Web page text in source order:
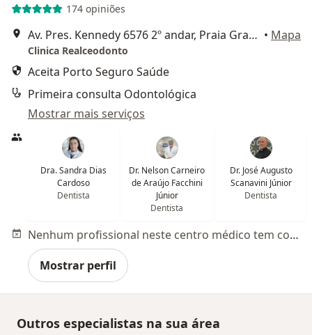
174 opiniões
Av. Pres. Kennedy 6576 2º andar, Praia Grande • Mapa
Clinica Realceodonto
Aceita Porto Seguro Saúde
Primeira consulta Odontológica
Mostrar mais serviços
Dra. Sandra Dias
Cardoso
Dentista
Dr. Nelson Carneiro
de Araújo Facchini
Júnior
Dentista
Dr. José Augusto
Scanavini Júnior
Dentista
Nenhum profissional neste centro médico tem consultas disponíveis
Mostrar perfil
Outros especialistas na sua área